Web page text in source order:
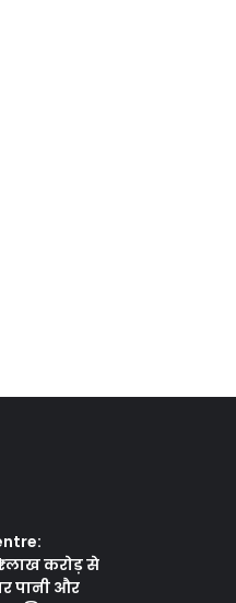
लाख करोड़ से
पानी और